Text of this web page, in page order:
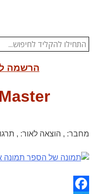
הרשמה
מחבר: , הוצאה לאור: ,